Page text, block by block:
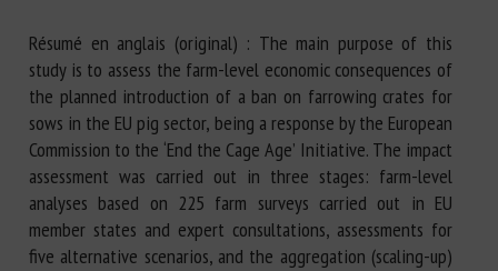
Résumé en anglais (original) : The main purpose of this
study is to assess the farm-level economic consequences of
the planned introduction of a ban on farrowing crates for
sows in the EU pig sector, being a response by the European
Commission to the ‘End the Cage Age’ Initiative. The impact
assessment was carried out in three stages: farm-level
analyses based on 225 farm surveys carried out in EU
member states and expert consultations, assessments for
five alternative scenarios, and the aggregation (scaling-up)